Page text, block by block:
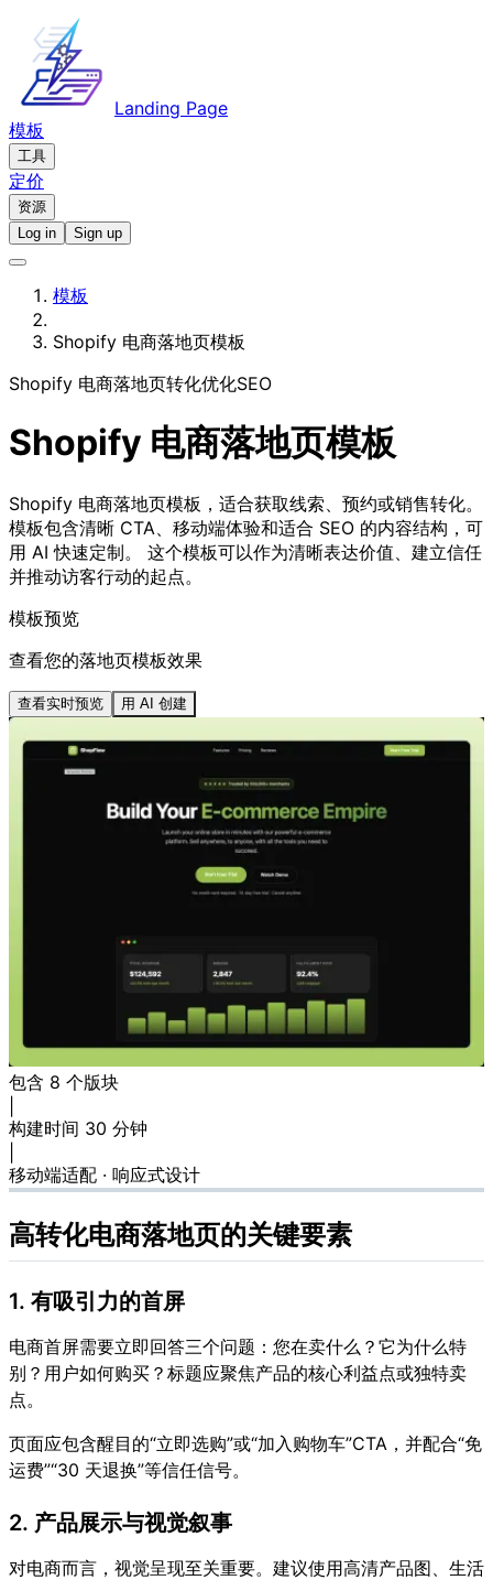
Landing Page
模板
工具
定价
资源
Log in
Sign up
模板
Shopify 电商落地页模板
Shopify 电商落地页转化优化SEO
Shopify 电商落地页模板
Shopify 电商落地页模板，适合获取线索、预约或销售转化。
模板包含清晰 CTA、移动端体验和适合 SEO 的内容结构，可
用 AI 快速定制。 这个模板可以作为清晰表达价值、建立信任
并推动访客行动的起点。
模板预览
查看您的落地页模板效果
查看实时预览 用 AI 创建
包含 8 个版块
构建时间 30 分钟
移动端适配 · 响应式设计
高转化电商落地页的关键要素
1. 有吸引力的首屏
电商首屏需要立即回答三个问题：您在卖什么？它为什么特
别？用户如何购买？标题应聚焦产品的核心利益点或独特卖
点。
页面应包含醒目的“立即选购”或“加入购物车”CTA，并配合“免
运费”“30 天退换”等信任信号。
2. 产品展示与视觉叙事
对电商而言，视觉呈现至关重要。建议使用高清产品图、生活